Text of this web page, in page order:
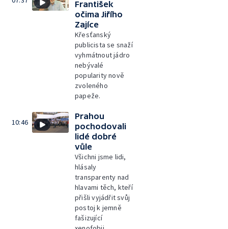
František
očima Jiřího
Zajíce
Křesťanský
publicista se snaží
vyhmátnout jádro
nebývalé
popularity nově
zvoleného
papeže.
10:46
Prahou
pochodovali
lidé dobré
vůle
Všichni jsme lidi,
hlásaly
transparenty nad
hlavami těch, kteří
přišli vyjádřit svůj
postoj k jemně
fašizující